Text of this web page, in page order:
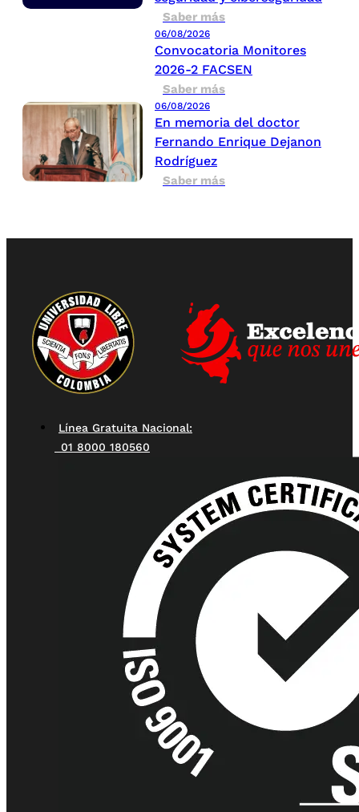
Saber más
06/08/2026
Convocatoria Monitores
2026-2 FACSEN
Saber más
06/08/2026
En memoria del doctor
Fernando Enrique Dejanon
Rodríguez
Saber más
Línea Gratuita Nacional:
01 8000 180560